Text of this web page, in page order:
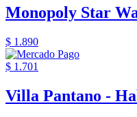
Monopoly Star
$ 1.890
$ 1.701
Villa Pantano -